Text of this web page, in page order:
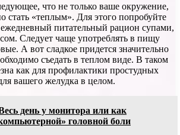
что не только ваше окружение,
стать «теплым». Для этого попробуйте
ежедневный питательный рацион супами,
Следует чаще употреблять в пищу
А вот сладкое придется значительно
съедать в теплом виде. В таком
как для профилактики простудных
вашего желудка в целом.
день у монитора или как
головной боли